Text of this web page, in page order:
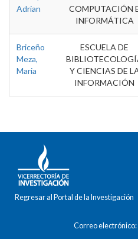
Adrian
COMPUTACIÓN
INFORMÁTICA
Briceño
Meza,
Maria
ESCUELA DE
Y CIENCIAS DE
INFORMACIÓN
Regresar al Portal de la Investigación
Correo